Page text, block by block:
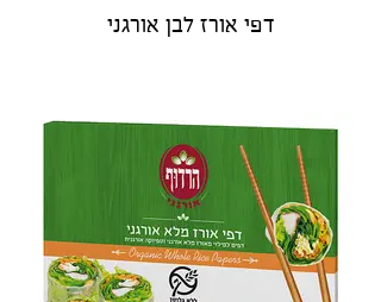
דפי אורז לבן אורגני